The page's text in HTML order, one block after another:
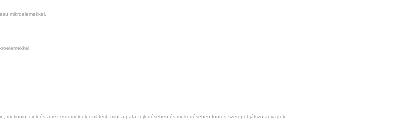
mikroelemekkel.
metionin, cink és a réz érdemelnek említést, mint a pata fejlodésében és muködésében fontos szerepet játszó anyagok.